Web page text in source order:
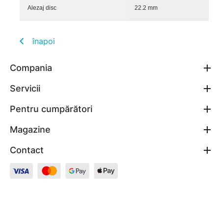
Alezaj disc 22.2 mm
înapoi
Compania
Servicii
Pentru cumpărători
Magazine
Contact